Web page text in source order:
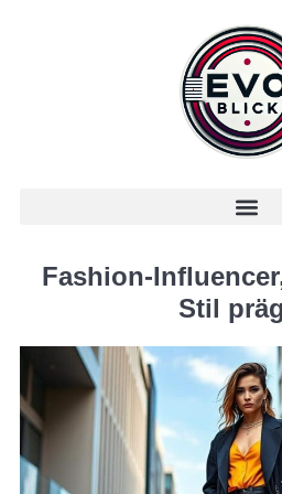
Fashion-
Stil